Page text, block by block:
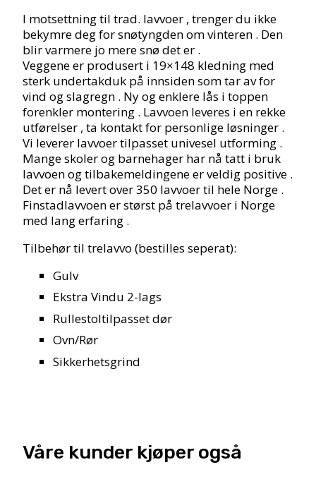
I motsettning til trad. lavvoer , trenger du ikke
bekymre deg for snøtyngden om vinteren . Den
blir varmere jo mere snø det er .
Veggene er produsert i 19×148 kledning med
sterk undertakduk på innsiden som tar av for
vind og slagregn . Ny og enklere lås i toppen
forenkler montering . Lavvoen leveres i en rekke
utførelser , ta kontakt for personlige løsninger .
Vi leverer lavvoer tilpasset univesel utforming .
Mange skoler og barnehager har nå tatt i bruk
lavvoen og tilbakemeldingene er veldig positive .
Det er nå levert over 350 lavvoer til hele Norge .
Finstadlavvoen er størst på trelavvoer i Norge
med lang erfaring .
Tilbehør til trelavvo (bestilles seperat):
Gulv
Ekstra Vindu 2-lags
Rullestoltilpasset dør
Ovn/Rør
Sikkerhetsgrind
Våre kunder kjøper også